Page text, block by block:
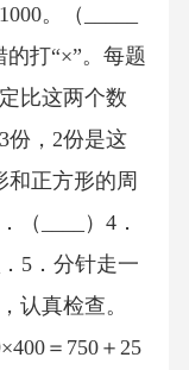
。（_____
的打“×”。每题
比这两个数
份，2份是这
和正方形的周
（____）4．
5．分针走一
认真检查。
＝750＋25